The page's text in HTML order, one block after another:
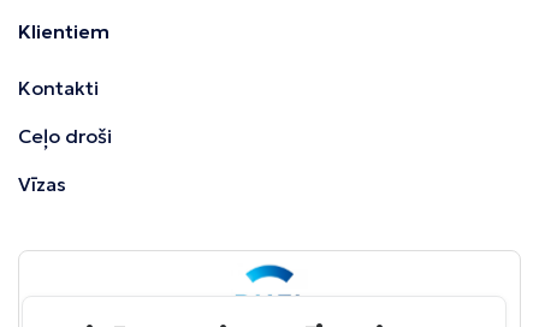
Klientiem
Kontakti
Ceļo droši
Vīzas